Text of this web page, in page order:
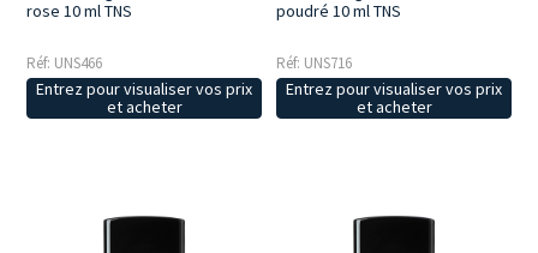
rose 10 ml TNS
Réf: UNS466
Entrez pour visualiser vos prix
et acheter
poudré 10 ml TNS
Réf: UNS716
Entrez pour visualiser vos prix
et acheter